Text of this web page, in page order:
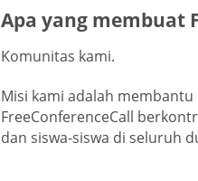
Apa yang membuat
Komunitas kami.
Misi kami adalah
FreeConferenceCall
dan siswa-siswa di seluruh